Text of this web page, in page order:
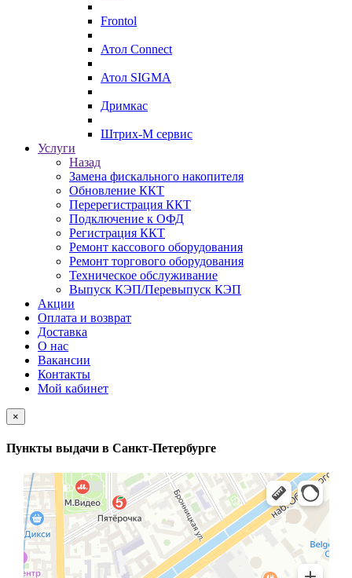
Frontol
Атол Connect
Атол SIGMA
Дримкас
Штрих-М сервис
Услуги
Назад
Замена фискального накопителя
Обновление ККТ
Перерегистрация ККТ
Подключение к ОФД
Регистрация ККТ
Ремонт кассового оборудования
Ремонт торгового оборудования
Техническое обслуживание
Выпуск КЭП/Перевыпуск КЭП
Акции
Оплата и возврат
Доставка
О нас
Вакансии
Контакты
Мой кабинет
×
Пункты выдачи в Санкт-Петербурге